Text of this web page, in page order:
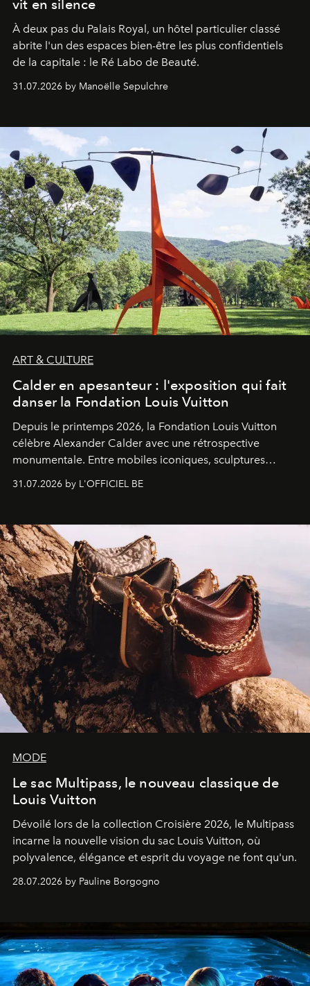
vit en silence
À deux pas du Palais Royal, un hôtel particulier classé
abrite l'un des espaces bien-être les plus confidentiels
de la capitale : le Ré Labo de Beauté.
31.07.2026 by Manoëlle Sepulchre
ART & CULTURE
Calder en apesanteur : l'exposition qui fait
danser la Fondation Louis Vuitton
Depuis le printemps 2026, la Fondation Louis Vuitton
célèbre Alexander Calder avec une rétrospective
monumentale. Entre mobiles iconiques, sculptures
américain investit les espaces imaginés par Frank Gehry
sculpture.
31.07.2026 by L'OFFICIEL BE
MODE
Le sac Multipass, le nouveau classique de
Louis Vuitton
Dévoilé lors de la collection Croisière 2026, le Multipass
incarne la nouvelle vision du sac Louis Vuitton, où
polyvalence, élégance et esprit du voyage ne font qu'un.
28.07.2026 by Pauline Borgogno